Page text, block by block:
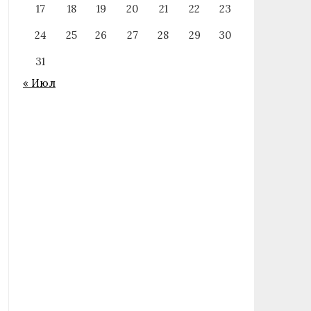
17 18 19 20 21 22
23
24
25 26 27 28 29
30
31
« Июл